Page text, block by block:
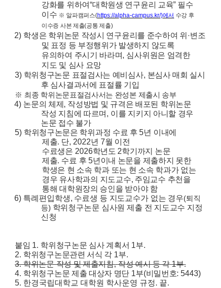
강화를 위하여“대학원생 연구윤리 교육” 필수
이수 ※ 알파캠퍼스(https://alpha-campus.kr/)에서 수강 후
이수증 사본 제출(공통 제출)
2) 학생은 학위논문 작성시 연구윤리를 준수하여 위 ·변조
및 표정 등 부정행위가 발생하지 않도록
유의하여 주시기 바라며, 심사위원은 엄격한
지도 및 심사 요망
3) 학위청구논문 표절검사는 예비심사, 본심사 매회 실시
후 심사결과서에 표절률 기입
※ 최종 학위논문표절검사서는 완성본 제출시 송부
4) 논문의 체제 , 작성방법 및 규격은 배포된 학위논문
작성 지침에 따르며 , 이를 지키지 아니할 경우
논문 접수 불가
5) 학위청구논문은 학위과정 수료 후 5년 이내에
제출. 단, 2022년 7월 이전
수료생은 2026학년도 2학기까지 논문
제출. 수료 후 5년이내 논문을 제출하지 못한
학생은 현 소속 학과 또는 현 소속 학과가 없는
경우 유사학과의 지도교수, 주임교수 추천을
통해 대학원장의 승인을 받아야 함
6) 특례편입학생, 수료생 등 지도교수가 없는 경우(퇴직
등) 학위청구논문 심사원 제출 전 지도교수 지정
신청
붙임 1. 학위청구논문 심사 계획서 1부.
2. 학위청구논문관련 서식 각 1부.
3. 학위논문 작성 및 제출지침, 작성 예시 등 각 1부.
4. 학위청구논문 제출 대상자 명단 1부(비밀번호: 5443)
5. 한경국립대학교 대학원 학사운영 규정. 끝.